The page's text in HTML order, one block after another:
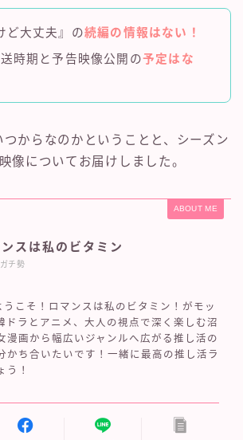
ど大丈夫』の続編の情報はない！
時期と予告映像公開の予定はな
からなのかということと、シーズン
像についてお届けしました。
ABOUT ME
スは私のビタミン
チ勢
こそ！ロマンスは私のビタミン！がモッ
ドラとアニメ、大人の視点で深く楽しむ沼
漫画から幅広いジャンルへ広がる推し活の
かち合いたいです！一緒に最高の推し活ラ
う！